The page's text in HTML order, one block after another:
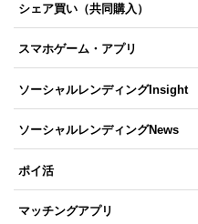
シェア買い（共同購入）
スマホゲーム・アプリ
ソーシャルレンディングInsight
ソーシャルレンディングNews
ポイ活
マッチングアプリ